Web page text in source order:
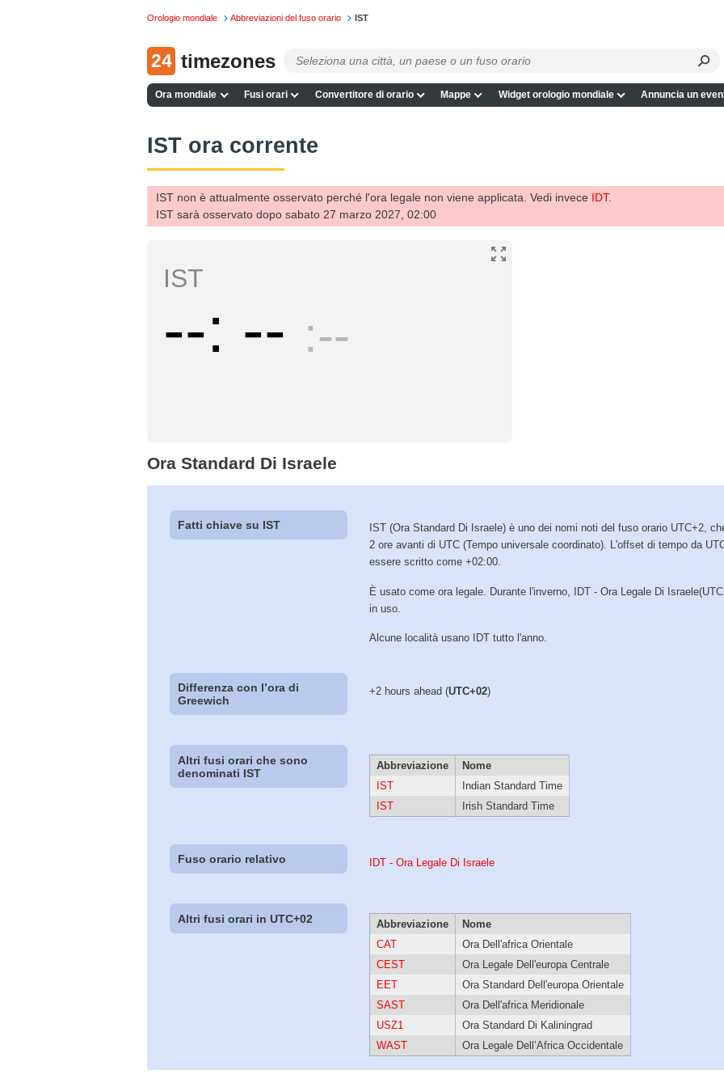
Orologio mondiale Abbreviazioni del fuso orario IST
24 timezones
Ora mondiale Fusi orari Convertitore di orario Mappe Widget orologio mondiale Annuncia un
IST ora corrente
IST non è attualmente osservato perché l'ora legale non viene applicata. Vedi invece IDT.
IST sarà osservato dopo sabato 27 marzo 2027, 02:00
IST
-- -- --
Ora Standard Di Israele
Fatti chiave su IST
IST (Ora Standard Di Israele) è uno dei nomi noti del fuso orario UTC+2,
2 ore avanti di UTC (Tempo universale coordinato). L'offset di tempo da
essere scritto come +02:00.
È usato come ora legale. Durante l'inverno, IDT - Ora Legale Di
in uso.
Alcune località usano IDT tutto l'anno.
Differenza con l’ora di
Greewich
+2 hours ahead (UTC+02)
Altri fusi orari che sono
denominati IST
Abbreviazione
Nome
IST
Indian Standard Time
IST
Irish Standard Time
Fuso orario relativo IDT - Ora Legale Di Israele
Altri fusi orari in UTC+02 Abbreviazione
Nome
CAT
Ora Dell'africa Orientale
CEST
Ora Legale Dell'europa Centrale
EET
Ora Standard Dell'europa Orientale
SAST
Ora Dell'africa Meridionale
USZ1
Ora Standard Di Kaliningrad
WAST
Ora Legale Dell’Africa Occidentale